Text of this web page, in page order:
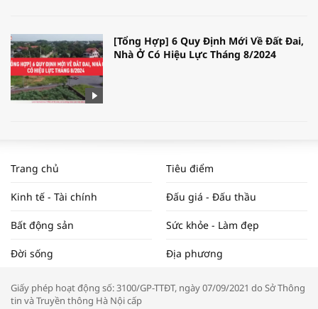
[Tổng Hợp] 6 Quy Định Mới Về Đất Đai,
Nhà Ở Có Hiệu Lực Tháng 8/2024
NAM NĂM 2024 VÀ NĂM 2025 | NHỊP
ĐẬP THỊ TRƯỜNG #62
Tọa đàm “Xúc tiến thương mại: Khơi
Trang chủ Tiêu điểm
Kinh tế - Tài chính Đấu giá - Đấu thầu
Bất động sản Sức khỏe - Làm đẹp
Đời sống Địa phương
Giấy phép hoạt động số: 3100/GP-TTĐT, ngày 07/09/2021 do Sở Thông
tin và Truyền thông Hà Nội cấp